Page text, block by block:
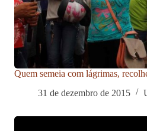
Quem semeia com lágrimas,
31 de dezembro de 2015